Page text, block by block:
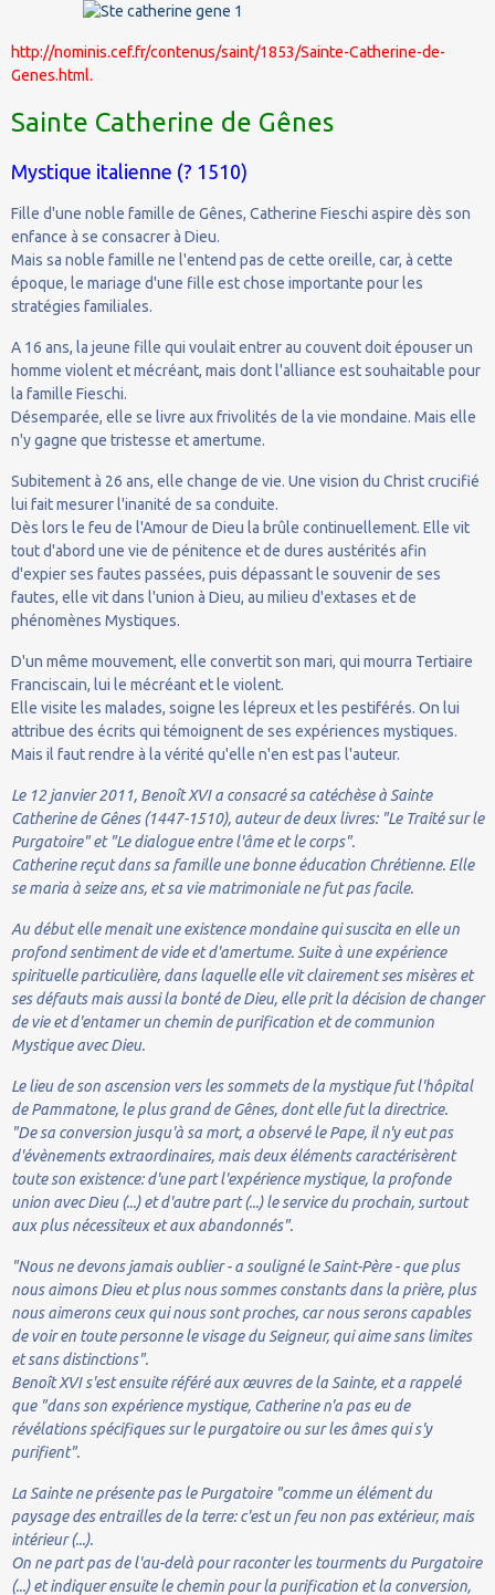
http://nominis.cef.fr/contenus/saint/1853/Sainte-Catherine-de-
Genes.html.
Sainte Catherine de Gênes
Mystique italienne (? 1510)
Fille d'une noble famille de Gênes, Catherine Fieschi aspire dès son
enfance à se consacrer à Dieu.
Mais sa noble famille ne l'entend pas de cette oreille, car, à cette
époque, le mariage d'une fille est chose importante pour les
stratégies familiales.
A 16 ans, la jeune fille qui voulait entrer au couvent doit épouser un
homme violent et mécréant, mais dont l'alliance est souhaitable pour
la famille Fieschi.
Désemparée, elle se livre aux frivolités de la vie mondaine. Mais elle
n'y gagne que tristesse et amertume.
Subitement à 26 ans, elle change de vie. Une vision du Christ crucifié
lui fait mesurer l'inanité de sa conduite.
Dès lors le feu de l'Amour de Dieu la brûle continuellement. Elle vit
tout d'abord une vie de pénitence et de dures austérités afin
d'expier ses fautes passées, puis dépassant le souvenir de ses
fautes, elle vit dans l'union à Dieu, au milieu d'extases et de
phénomènes Mystiques.
D'un même mouvement, elle convertit son mari, qui mourra Tertiaire
Franciscain, lui le mécréant et le violent.
Elle visite les malades, soigne les lépreux et les pestiférés. On lui
attribue des écrits qui témoignent de ses expériences mystiques.
Mais il faut rendre à la vérité qu'elle n'en est pas l'auteur.
Le 12 janvier 2011, Benoît XVI a consacré sa catéchèse à Sainte
Catherine de Gênes (1447-1510), auteur de deux livres: "Le Traité sur le
Purgatoire" et "Le dialogue entre l'âme et le corps".
Catherine reçut dans sa famille une bonne éducation Chrétienne. Elle
se maria à seize ans, et sa vie matrimoniale ne fut pas facile.
Au début elle menait une existence mondaine qui suscita en elle un
profond sentiment de vide et d'amertume. Suite à une expérience
spirituelle particulière, dans laquelle elle vit clairement ses misères et
ses défauts mais aussi la bonté de Dieu, elle prit la décision de changer
de vie et d'entamer un chemin de purification et de communion
Mystique avec Dieu.
Le lieu de son ascension vers les sommets de la mystique fut l'hôpital
de Pammatone, le plus grand de Gênes, dont elle fut la directrice.
"De sa conversion jusqu'à sa mort, a observé le Pape, il n'y eut pas
d'évènements extraordinaires, mais deux éléments caractérisèrent
toute son existence: d'une part l'expérience mystique, la profonde
union avec Dieu (...) et d'autre part (...) le service du prochain, surtout
aux plus nécessiteux et aux abandonnés".
"Nous ne devons jamais oublier - a souligné le Saint-Père - que plus
nous aimons Dieu et plus nous sommes constants dans la prière, plus
nous aimerons ceux qui nous sont proches, car nous serons capables
de voir en toute personne le visage du Seigneur, qui aime sans limites
et sans distinctions".
Benoît XVI s'est ensuite référé aux œuvres de la Sainte, et a rappelé
que "dans son expérience mystique, Catherine n'a pas eu de
révélations spécifiques sur le purgatoire ou sur les âmes qui s'y
purifient".
La Sainte ne présente pas le Purgatoire "comme un élément du
paysage des entrailles de la terre: c'est un feu non pas extérieur, mais
intérieur (...).
On ne part pas de l'au-delà pour raconter les tourments du Purgatoire
(...) et indiquer ensuite le chemin pour la purification et la conversion,